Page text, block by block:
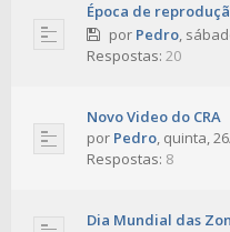
Época de
por Pedro,
Respostas: 20
Novo Video do CRA
por Pedro, quinta,
Respostas: 8
Dia Mundial das